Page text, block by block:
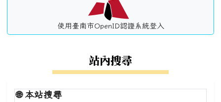
使用臺南市OpenID認證系統登入
站內搜尋
🌐本站搜尋